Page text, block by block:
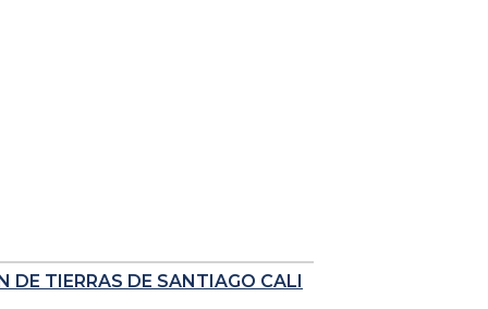
DE TIERRAS DE SANTIAGO CALI